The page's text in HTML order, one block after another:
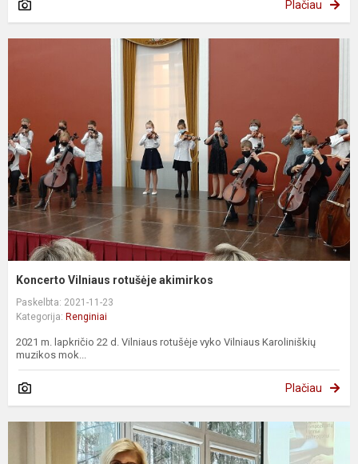
Plačiau
Koncerto Vilniaus rotušėje akimirkos
Paskelbta: 2021-11-23
Kategorija: Renginiai
2021 m. lapkričio 22 d. Vilniaus rotušėje vyko Vilniaus Karoliniškių
muzikos mok...
Plačiau